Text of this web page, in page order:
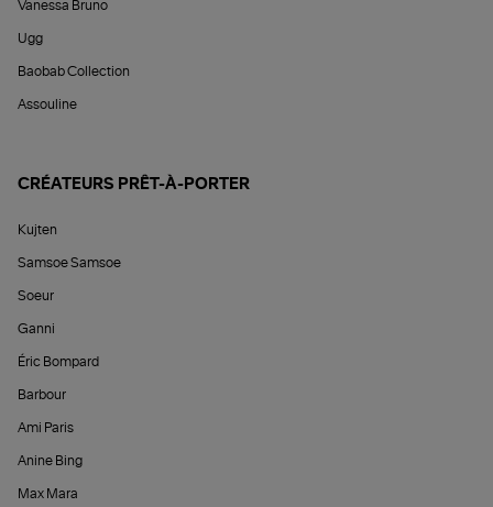
Vanessa Bruno
Ugg
Baobab Collection
Assouline
CRÉATEURS PRÊT-À-PORTER
Kujten
Samsoe Samsoe
Soeur
Ganni
Éric Bompard
Barbour
Ami Paris
Anine Bing
Max Mara